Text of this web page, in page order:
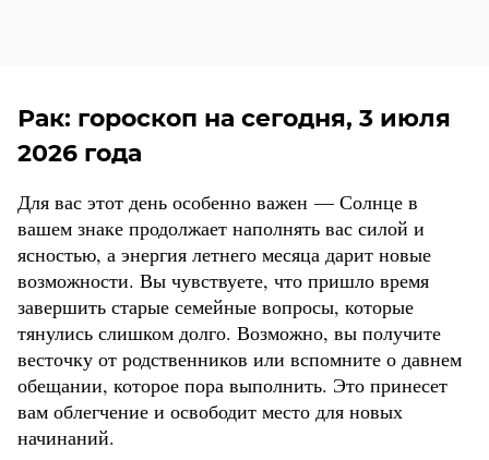
Рак: гороскоп на сегодня, 3 июля
2026 года
Для вас этот день особенно важен — Солнце в
вашем знаке продолжает наполнять вас силой и
ясностью, а энергия летнего месяца дарит новые
возможности. Вы чувствуете, что пришло время
завершить старые семейные вопросы, которые
тянулись слишком долго. Возможно, вы получите
весточку от родственников или вспомните о давнем
обещании, которое пора выполнить. Это принесет
вам облегчение и освободит место для новых
начинаний.